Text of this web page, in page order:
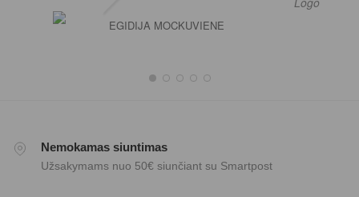
EGIDIJA MOCKUVIENE
Nemokamas siuntimas
Užsakymams nuo 50€ siunčiant su Smartpost